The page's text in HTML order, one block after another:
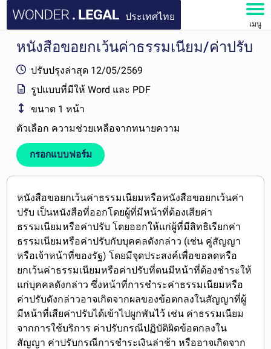
ประเทศไทย
เมนู
หน้าหลัก
เอกสาร
คำถามที่พบบ่อย
บัญชีของฉัน
หนังสือขอยกเว้นค่าธรรมเนียม/ค่าปรับ
ปรับปรุงล่าสุด 12/05/2569
รูปแบบที่มีให้Word และ PDF
ขนาด 1 หน้า
ตัวเลือก ความช่วยเหลือจากทนายความ
กรอกแบบฟอร์ม
หนังสือขอยกเว้นค่าธรรมเนียมหรือหนังสือขอยกเว้นค่า
ปรับ เป็นหนังสือที่ออกโดยผู้ที่มีหน้าที่ต้องเสียค่า
ธรรมเนียมหรือค่าปรับ โดยออกให้แก่ผู้ที่มีสิทธิเรียกค่า
ธรรมเนียมหรือค่าปรับกับบุคคลดังกล่าว (เช่น คู่สัญญา
หรือเจ้าหน้าที่ของรัฐ) โดยมีจุดประสงค์เพื่อขอลดหรือ
ยกเว้นค่าธรรมเนียมหรือค่าปรับที่ตนมีหน้าที่ต้องชำระให้
แก่บุคคลดังกล่าว ซึ่งหน้าที่การชำระค่าธรรมเนียมหรือ
ค่าปรับดังกล่าวอาจเกิดจากผลของข้อตกลงในสัญญาที่ผู้
มีหน้าที่เสียค่าปรับได้เข้าไปผูกพันไว้ เช่น ค่าธรรมเนียม
จากการใช้บริการ ค่าปรับกรณีปฏิบัติผิดข้อตกลงใน
สัญญา ค่าปรับกรณีการชำระเงินล่าช้าหรืออาจเกิดจาก